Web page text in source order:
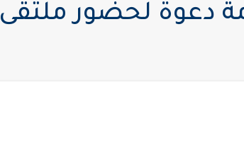
دعوة لحضور ملتقى